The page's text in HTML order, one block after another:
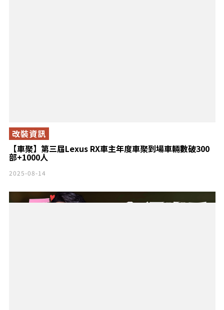
【車聚】第三屆Lexus RX車主年度車聚到場車輛數破300
部+1000人
改裝資訊
2025-08-14